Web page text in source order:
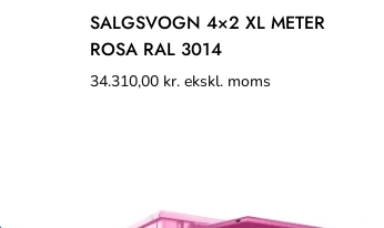
SALGSVOGN 4×2 XL METER
ROSA RAL 3014
34.310,00 kr. ekskl. moms